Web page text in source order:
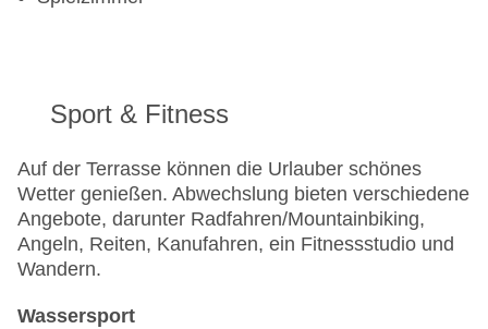
Sport & Fitness
Auf der Terrasse können die Urlauber schönes
Wetter genießen. Abwechslung bieten verschiedene
Angebote, darunter Radfahren/Mountainbiking,
Angeln, Reiten, Kanufahren, ein Fitnessstudio und
Wandern.
Wassersport